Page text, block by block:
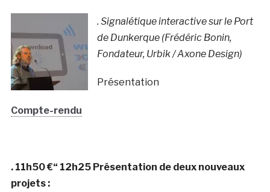
. Signalétique interactive sur le Port
de Dunkerque (Frédéric Bonin,
Fondateur, Urbik / Axone Design)
Présentation
Compte-rendu
. 11h50 €“ 12h25 Présentation de deux nouveaux
projets :